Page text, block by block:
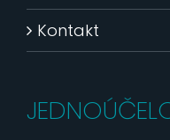
Kontakt